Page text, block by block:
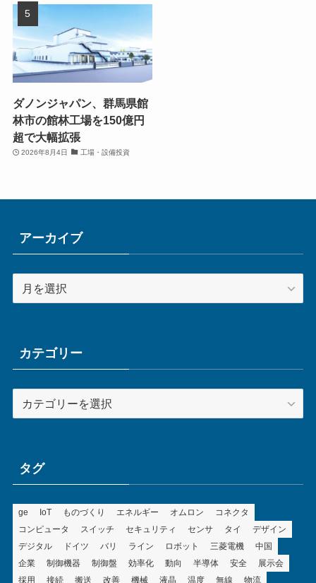
ダノンジャパン、群馬県館
林市の館林工場を150億円
超で大幅拡張
2026年8月4日 工場・設備投資
アーカイブ
ー
ブカテゴリー
テ
ータグ
ge IoT ものづくり エネルギー オムロン
コネクタ
コンピュータ
スイッチ セキュリティ センサ タイ
デザイン
デジタル
ドイツ バリ ライン ロボット 三菱電機
中国
企業
制御機器 制御盤 効率化 動向 半導体 安全
展示会
採用
接続 搬送 改善 機械 液晶 温度 無線 物流